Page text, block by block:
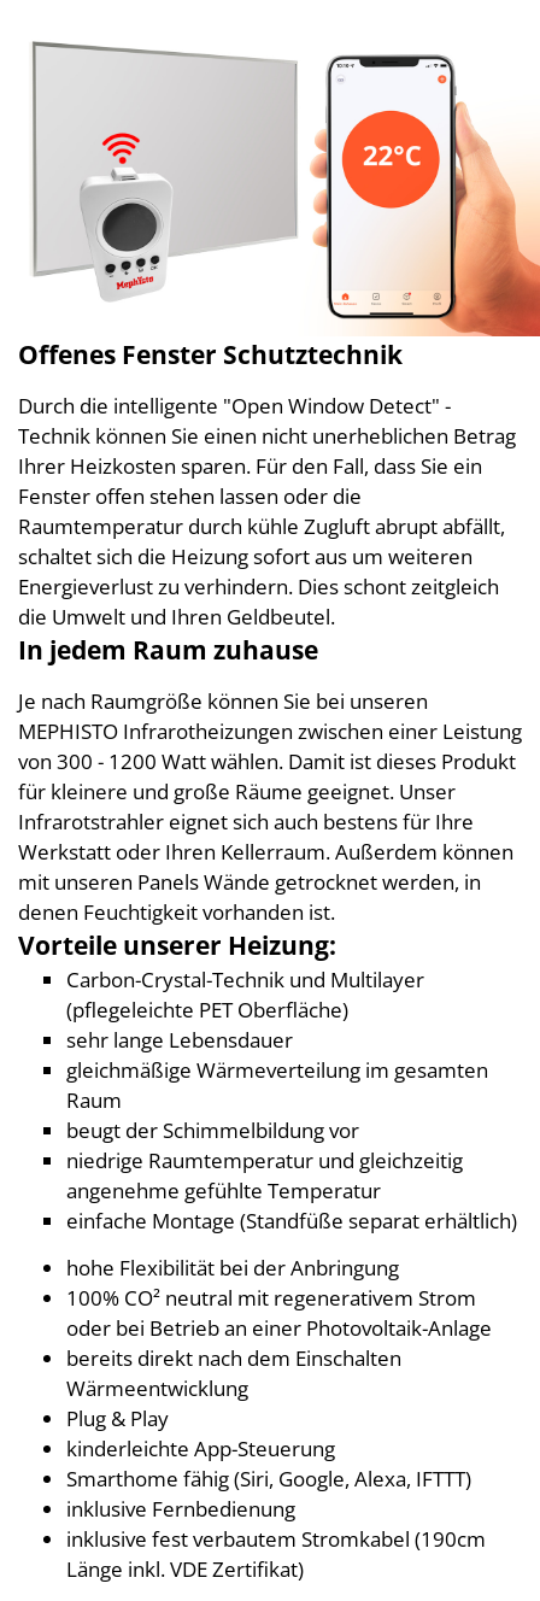
Offenes Fenster Schutztechnik
Durch die intelligente "Open Window Detect" -
Technik können Sie einen nicht unerheblichen Betrag
Ihrer Heizkosten sparen. Für den Fall, dass Sie ein
Fenster offen stehen lassen oder die
Raumtemperatur durch kühle Zugluft abrupt abfällt,
schaltet sich die Heizung sofort aus um weiteren
Energieverlust zu verhindern. Dies schont zeitgleich
die Umwelt und Ihren Geldbeutel.
In jedem Raum zuhause
Je nach Raumgröße können Sie bei unseren
MEPHISTO Infrarotheizungen zwischen einer Leistung
von 300 - 1200 Watt wählen. Damit ist dieses Produkt
für kleinere und große Räume geeignet. Unser
Infrarotstrahler eignet sich auch bestens für Ihre
Werkstatt oder Ihren Kellerraum. Außerdem können
mit unseren Panels Wände getrocknet werden, in
denen Feuchtigkeit vorhanden ist.
Vorteile unserer Heizung:
Carbon-Crystal-Technik und Multilayer
(pflegeleichte PET Oberfläche)
sehr lange Lebensdauer
gleichmäßige Wärmeverteilung im gesamten
Raum
beugt der Schimmelbildung vor
niedrige Raumtemperatur und gleichzeitig
angenehme gefühlte Temperatur
einfache Montage (Standfüße separat erhältlich)
hohe Flexibilität bei der Anbringung
100% CO² neutral mit regenerativem Strom
oder bei Betrieb an einer Photovoltaik-Anlage
bereits direkt nach dem Einschalten
Wärmeentwicklung
Plug & Play
kinderleichte App-Steuerung
Smarthome fähig (Siri, Google, Alexa, IFTTT)
inklusive Fernbedienung
inklusive fest verbautem Stromkabel (190cm
Länge inkl. VDE Zertifikat)